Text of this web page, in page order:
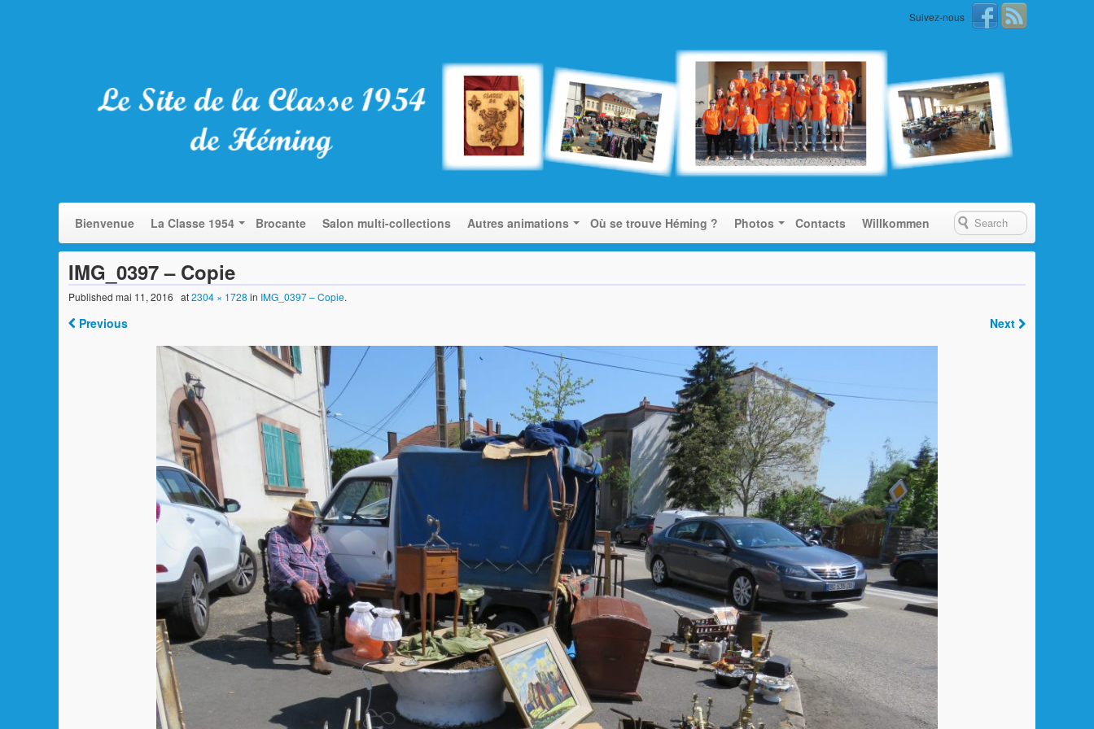
Suivez-nous
Bienvenue La Classe 1954 Brocante Salon multi-collections Autres animations Où se trouve Héming ? Photos Contacts Willkommen
IMG_0397 – Copie
Published mai 11, 2016 at2304 × 1728 in IMG_0397 – Copie.
Previous Next